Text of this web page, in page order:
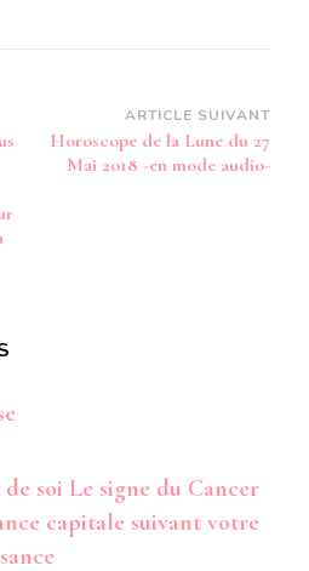
ARTICLE SUIVANT
Horoscope de la Lune du 27
Mai 2018 -en mode audio-
de soi Le signe du Cancer
capitale suivant votre